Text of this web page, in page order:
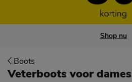
Shop nu
Boots
Veterboots voor dames